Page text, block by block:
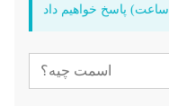
ساعت) پاسخ خواهیم داد